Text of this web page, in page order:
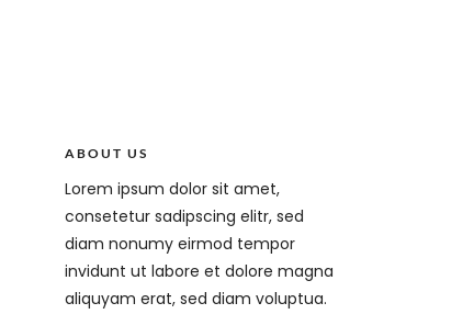
ABOUT US
Lorem ipsum dolor sit amet,
consetetur sadipscing elitr, sed
diam nonumy eirmod tempor
invidunt ut labore et dolore magna
aliquyam erat, sed diam voluptua.